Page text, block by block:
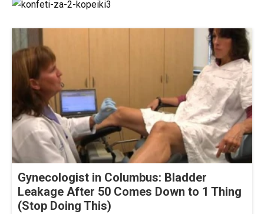
Gynecologist in Columbus: Bladder
Leakage After 50 Comes Down to 1 Thing
(Stop Doing This)